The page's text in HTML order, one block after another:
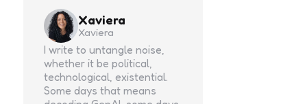
Xaviera
Xaviera
I write to untangle noise,
whether it be political,
technological, existential.
Some days that means